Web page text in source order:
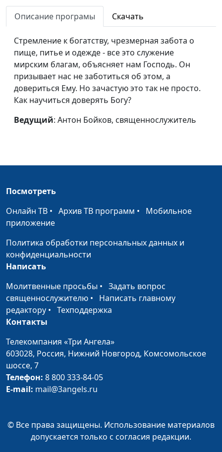
человека?
науки и развития
священнослужитель
Крещение Господне
Андрей Качалаба,
священнослужитель
Международный
день студента
Андрей Качалаба,
Конституция с точки
зрения Бога и
человека
Андрей Качалаба,
священнослужитель
Пасха Христова
Андрей Качалаба,
Как Иисус исцеляет
Павел Меженин,
священнослужитель
Как узнать волю
Божию?
Павел Меженин,
Исцеление души и
тела
Павел Меженин,
священнослужитель
Как помочь сиротам?
греха?
священнослужитель
Настоящее счастье
Павел Меженин,
Описание програмы Скачать
Стремление к богатству, чрезмерная забота о
пище, питье и одежде - все это служение
мирским благам, объясняет нам Господь. Он
призывает нас не заботиться об этом, а
довериться Ему. Но зачастую это так не просто.
Как научиться доверять Богу?
Ведущий: Антон Бойков, священнослужитель
Посмотреть
Онлайн ТВ • Архив ТВ программ • Мобильное
приложение
Политика обработки персональных данных и
конфиденциальности
Написать
Молитвенные просьбы • Задать вопрос
священнослужителю • Написать главному
редактору • Техподдержка
Контакты
Телекомпания «Три Ангела»
603028, Россия, Нижний Новгород, Комсомольское
шоссе, 7
Телефон: 8 800 333-84-05
E-mail: mail@3angels.ru
© Все права защищены. Использование материалов
допускается только с согласия редакции.